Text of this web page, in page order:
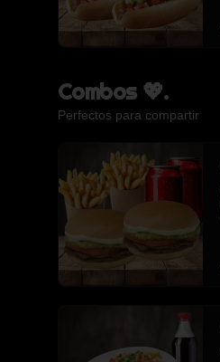
Combos 💖.
Perfectos para compartir